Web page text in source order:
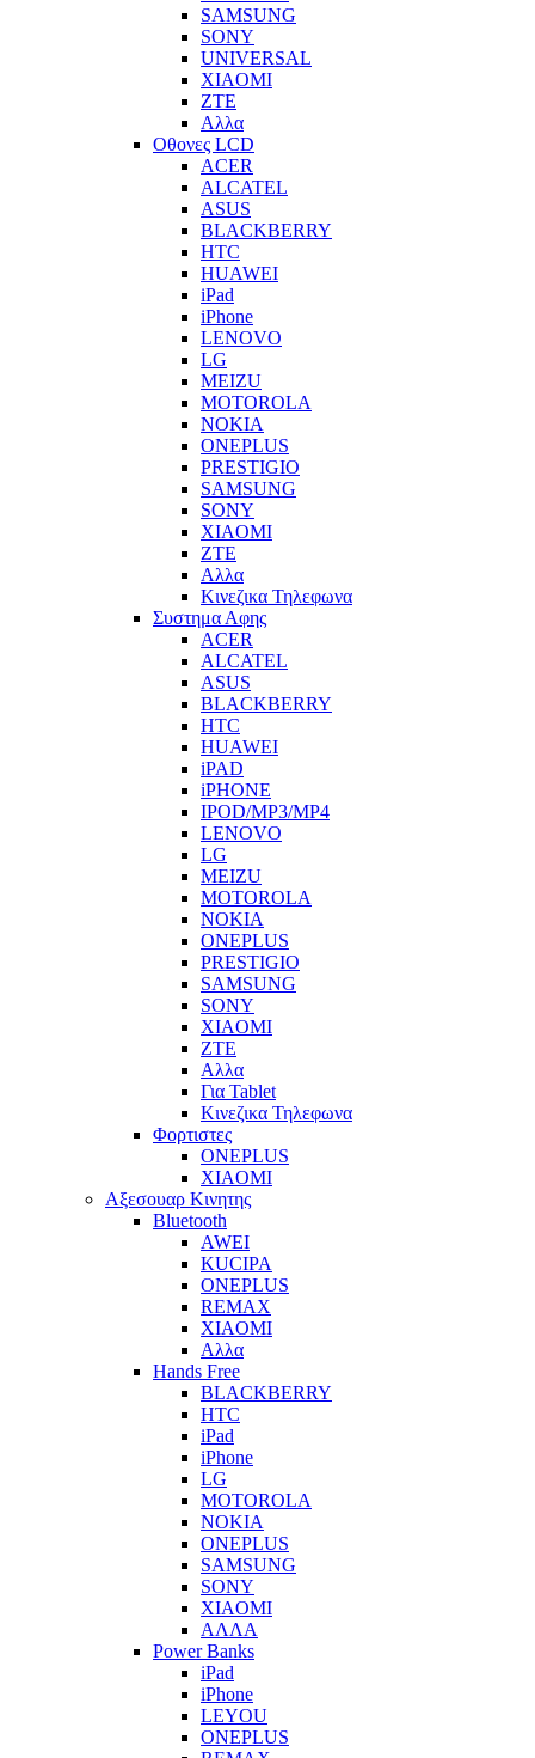
SAMSUNG
SONY
UNIVERSAL
XIAOMI
ZTE
Αλλα
Οθονες LCD
ACER
ALCATEL
ASUS
BLACKBERRY
HTC
HUAWEI
iPad
iPhone
LENOVO
LG
MEIZU
MOTOROLA
NOKIA
ONEPLUS
PRESTIGIO
SAMSUNG
SONY
XIAOMI
ZTE
Αλλα
Κινεζικα Τηλεφωνα
Συστημα Αφης
ACER
ALCATEL
ASUS
BLACKBERRY
HTC
HUAWEI
iPAD
iPHONE
IPOD/MP3/MP4
LENOVO
LG
MEIZU
MOTOROLA
NOKIA
ONEPLUS
PRESTIGIO
SAMSUNG
SONY
XIAOMI
ZTE
Αλλα
Για Tablet
Κινεζικα Τηλεφωνα
Φορτιστες
ONEPLUS
XIAOMI
Αξεσουαρ Κινητης
Bluetooth
AWEI
KUCIPA
ONEPLUS
REMAX
XIAOMI
Αλλα
Hands Free
BLACKBERRY
HTC
iPad
iPhone
LG
MOTOROLA
NOKIA
ONEPLUS
SAMSUNG
SONY
XIAOMI
ΑΛΛΑ
Power Banks
iPad
iPhone
LEYOU
ONEPLUS